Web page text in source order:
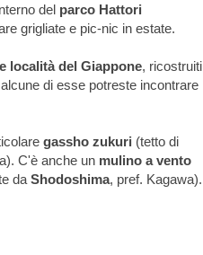
del parco Hattori
grigliate e pic-nic in estate.
località del Giappone, ricostruiti
di esse potreste incontrare
gassho zukuri (tetto di
C'è anche un mulino a vento
da Shodoshima, pref. Kagawa).